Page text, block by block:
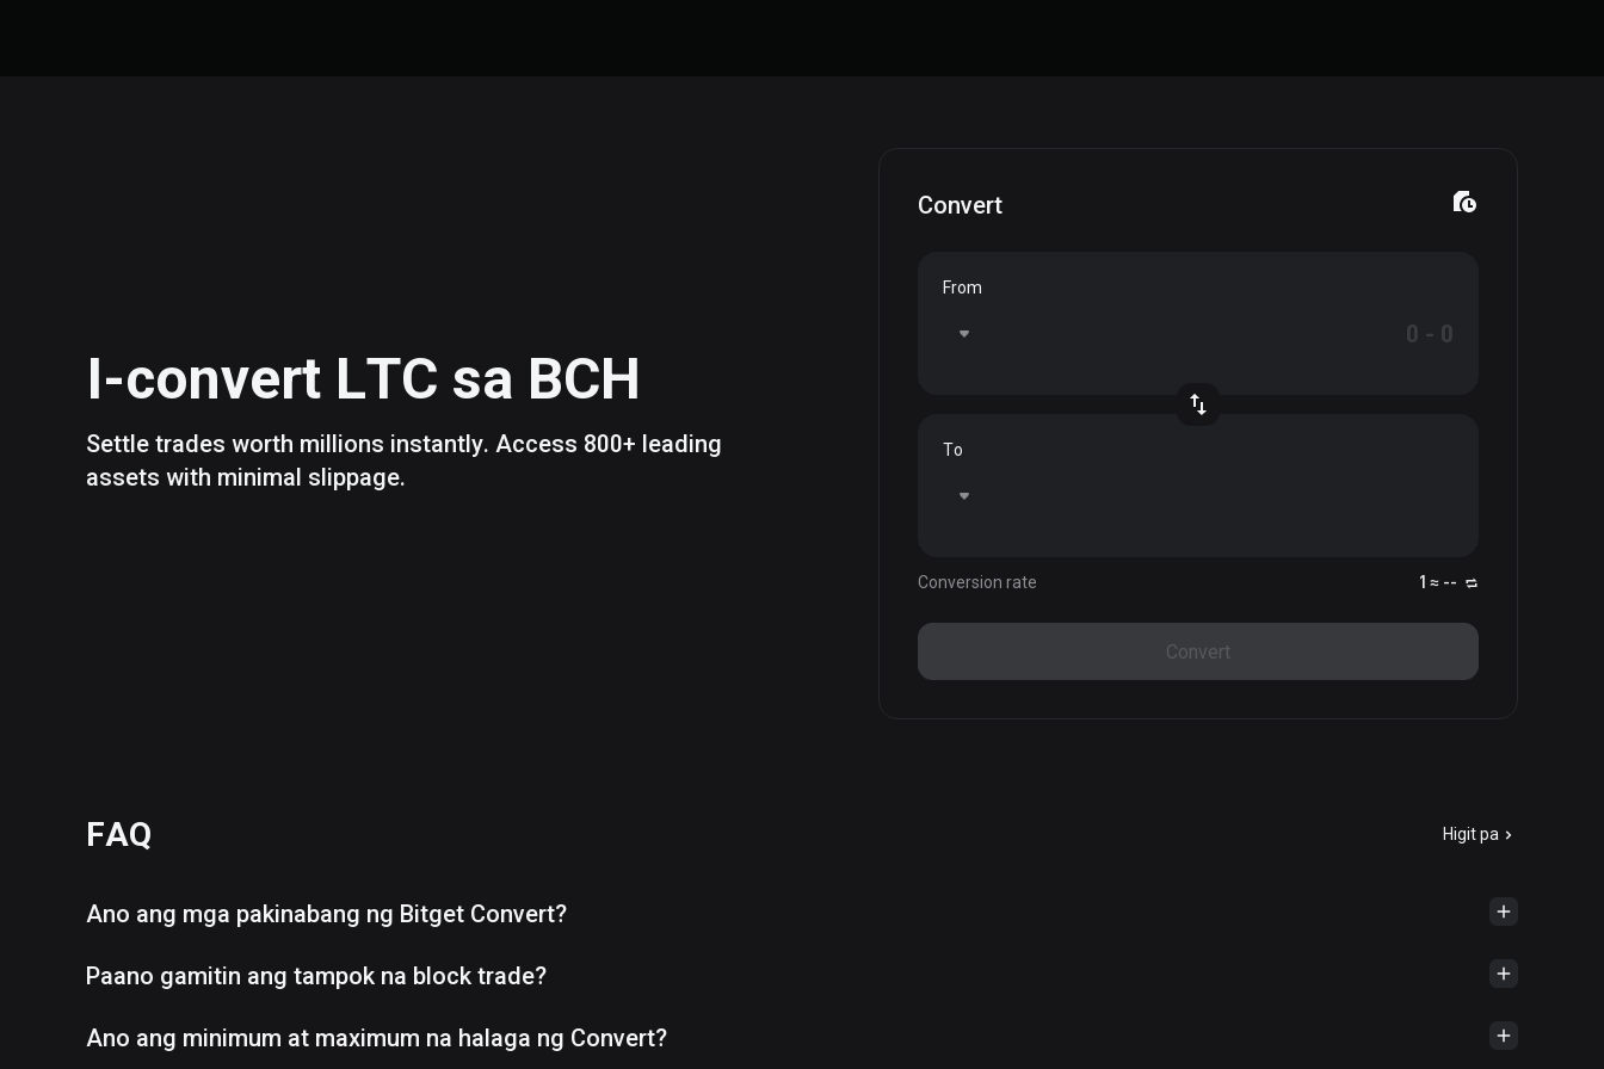
I-convert LTC sa BCH
Settle trades worth millions instantly. Access 800+ leading
assets with minimal slippage.
Convert
From
To
Conversion rate 1 ≈ --
Convert
FAQ Higit pa
Ano ang mga pakinabang ng Bitget Convert?
Paano gamitin ang tampok na block trade?
Ano ang minimum at maximum na halaga ng Convert?